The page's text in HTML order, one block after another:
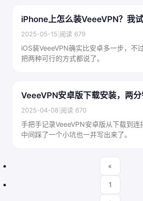
iPhone上怎么装VeeeVPN？我
2025-05-15 阅读 679
iOS装VeeeVPN确实比安卓多一步，不
把两种可行的方式都说了。
VeeeVPN安卓版下载安装，两
2025-04-08 阅读 670
手把手记录VeeeVPN安卓版从下载到连
中间踩了一个小坑也一并写出来了。
«
1